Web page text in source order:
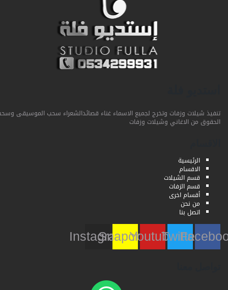
تنفيذ شيلات وزفات وتخرج لجميع الاسماء غناء قصائدالشعراء سحب الموسيقى وسحب
الحقوق من الاغاني وشيلات وزفات
الرئيسية
الاقسام
قسم الشيلات
قسم الزفات
أقسام اخرى
من نحن
اتصل بنا
Twitter
Youtube
Snapchat
Instagram